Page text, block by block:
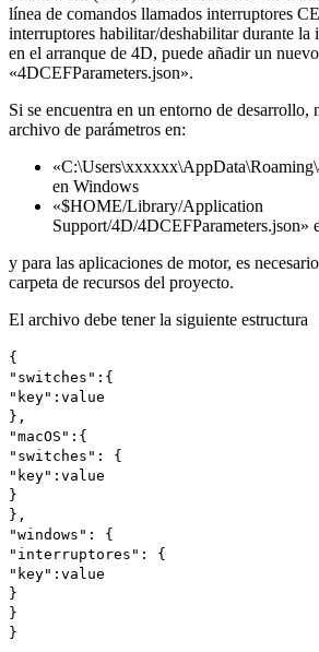
línea de comandos llamados interruptores
interruptores habilitar/deshabilitar durante
en el arranque de 4D, puede añadir un
«4DCEFParameters.json».
Si se encuentra en un entorno de desarrollo,
archivo de parámetros en:
en Windows
«$HOME/Library/Application
Support/4D/4DCEFParameters.json»
y para las aplicaciones de motor, es
carpeta de recursos del proyecto.
El archivo debe tener la siguiente estructura
{
"switches":{
"key":value
},
"macOS":{
"switches": {
"key":value
}
},
"windows": {
"interruptores": {
"key":value
}
}
}